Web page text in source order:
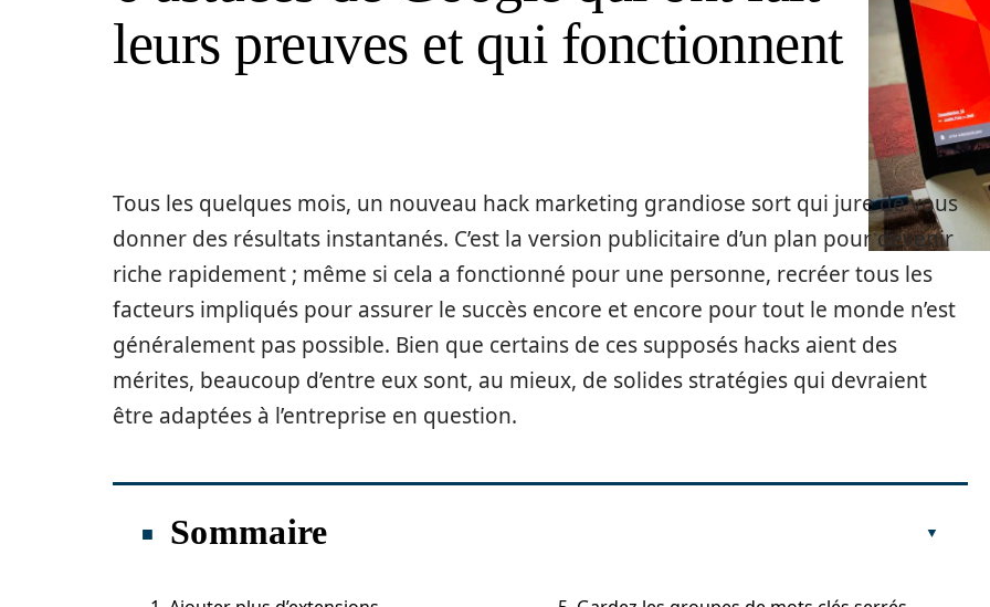
leurs preuves et qui fonctionnent
Tous les quelques mois, un nouveau hack marketing grandiose sort qui jure de vous
donner des résultats instantanés. C’est la version publicitaire d’un plan pour devenir
riche rapidement ; même si cela a fonctionné pour une personne, recréer tous les
facteurs impliqués pour assurer le succès encore et encore pour tout le monde n’est
généralement pas possible. Bien que certains de ces supposés hacks aient des
mérites, beaucoup d’entre eux sont, au mieux, de solides stratégies qui devraient
être adaptées à l’entreprise en question.
Sommaire